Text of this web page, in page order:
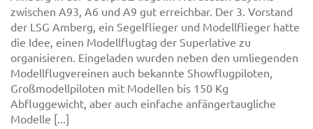
zwischen A93, A6 und A9 gut erreichbar. Der 3. Vorstand
der LSG Amberg, ein Segelflieger und Modellflieger hatte
die Idee, einen Modellflugtag der Superlative zu
organisieren. Eingeladen wurden neben den umliegenden
Modellflugvereinen auch bekannte Showflugpiloten,
Großmodellpiloten mit Modellen bis 150 Kg
Abfluggewicht, aber auch einfache anfängertaugliche
Modelle [...]